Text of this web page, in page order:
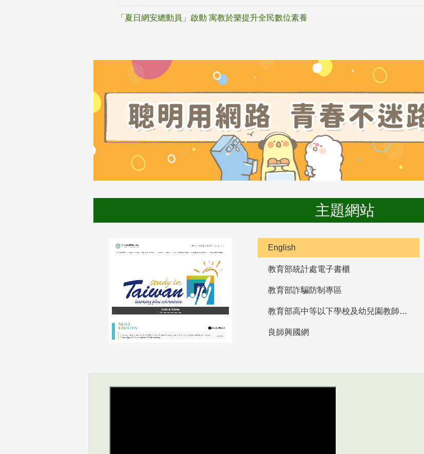
「夏日網安總動員」啟動 寓教於樂提升全民數位素養
主題網站
English
教育部統計處電子書櫃
教育部詐騙防制專區
教育部高中等以下學校及幼兒園教師資格檢定考試
良師興國網